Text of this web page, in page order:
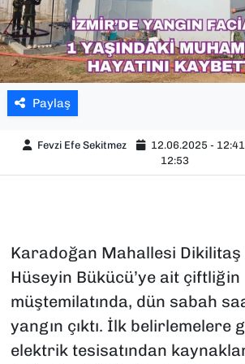
Paylaş
Fevzi Efe Sekitmez 12.06.2025 - 12:41
12:53
Karadoğan Mahallesi Dikilitaş
Hüseyin Bükücü’ye ait çiftliğin
müştemilatında, dün sabah
yangın çıktı. İlk belirlemelere
elektrik tesisatından
YEREL YÖNETİMLER